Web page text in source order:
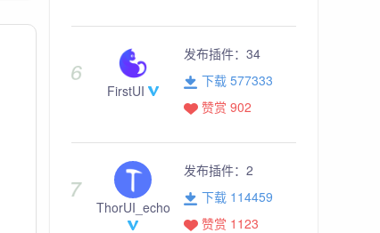
FirstUI
发布插件： 34
下载 577333
赞赏 902
ThorUI_echo
发布插件： 2
下载 114459
赞赏 1123